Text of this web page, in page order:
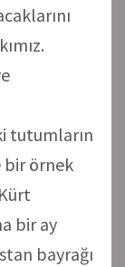
tutumların
bir örnek
bir ay
bayrağı